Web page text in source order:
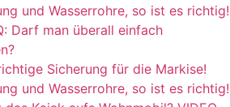
und Wasserrohre, so ist es richtig!
Darf man überall einfach
Sicherung für die Markise!
und Wasserrohre, so ist es richtig!